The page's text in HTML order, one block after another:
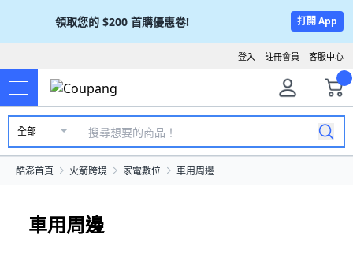
領取您的 $200 首購優惠卷! 打開 App
客服中心
註冊會員
登入
全部
酷澎首頁 火箭跨境 家電數位 車用周邊
車用周邊